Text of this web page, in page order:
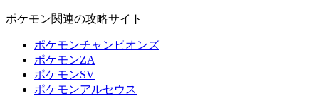
ポケモン関連の攻略サイト
ポケモンチャンピオンズ
ポケモンZA
ポケモンSV
ポケモンアルセウス